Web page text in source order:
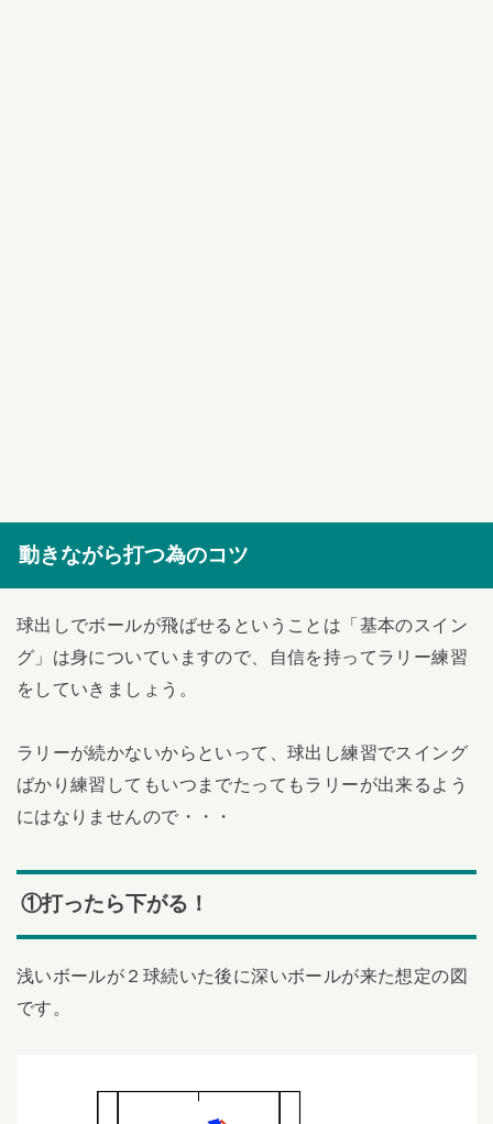
動きながら打つ為のコツ
球出しでボールが飛ばせるということは「基本のスイン
グ」は身についていますので、自信を持ってラリー練習
をしていきましょう。
ラリーが続かないからといって、球出し練習でスイング
ばかり練習してもいつまでたってもラリーが出来るよう
にはなりませんので・・・
①打ったら下がる！
浅いボールが２球続いた後に深いボールが来た想定の図
です。